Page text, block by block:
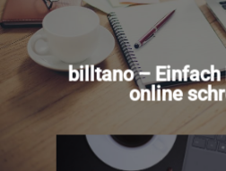
billtano – Einfach
online